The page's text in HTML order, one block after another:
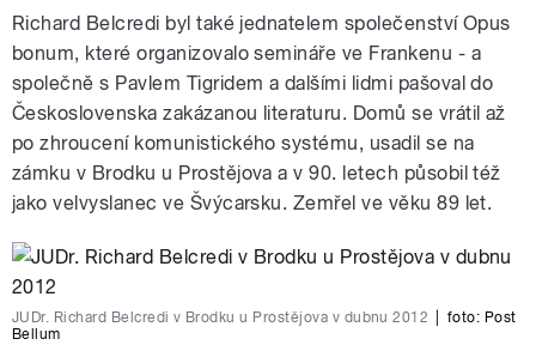
Richard Belcredi byl také jednatelem společenství Opus
bonum, které organizovalo semináře ve Frankenu - a
společně s Pavlem Tigridem a dalšími lidmi pašoval do
Československa zakázanou literaturu. Domů se vrátil až
po zhroucení komunistického systému, usadil se na
zámku v Brodku u Prostějova a v 90. letech působil též
jako velvyslanec ve Švýcarsku. Zemřel ve věku 89 let.
JUDr. Richard Belcredi v Brodku u Prostějova v dubnu 2012 foto: Post
Bellum